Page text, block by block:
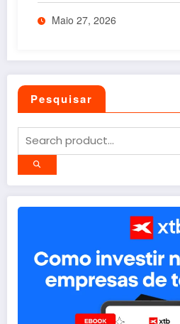
Maio 27, 2026
Pesquisar